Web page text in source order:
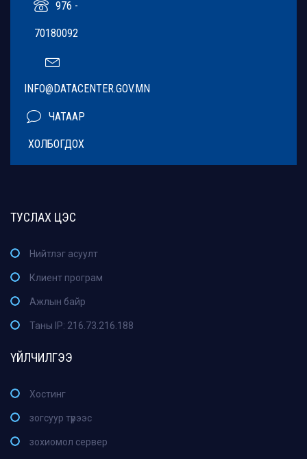
976 -
70180092
INFO@DATACENTER.GOV.MN
ЧАТААР
ХОЛБОГДОХ
ТУСЛАХ ЦЭС
Нийтлэг асуулт
Клиент програм
Ажлын байр
Таны IP: 216.73.216.188
ҮЙЛЧИЛГЭЭ
Хостинг
зогсуур түрээс
зохиомол сервер